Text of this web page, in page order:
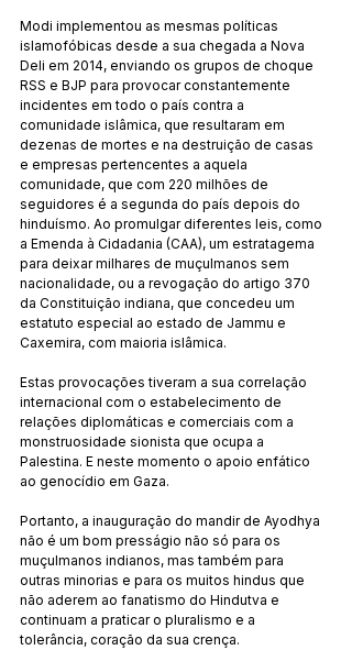
Modi implementou as mesmas políticas
islamofóbicas desde a sua chegada a Nova
Deli em 2014, enviando os grupos de choque
RSS e BJP para provocar constantemente
incidentes em todo o país contra a
comunidade islâmica, que resultaram em
dezenas de mortes e na destruição de casas
e empresas pertencentes a aquela
comunidade, que com 220 milhões de
seguidores é a segunda do país depois do
hinduísmo. Ao promulgar diferentes leis, como
a Emenda à Cidadania (CAA), um estratagema
para deixar milhares de muçulmanos sem
nacionalidade, ou a revogação do artigo 370
da Constituição indiana, que concedeu um
estatuto especial ao estado de Jammu e
Caxemira, com maioria islâmica.
Estas provocações tiveram a sua correlação
internacional com o estabelecimento de
relações diplomáticas e comerciais com a
monstruosidade sionista que ocupa a
Palestina. E neste momento o apoio enfático
ao genocídio em Gaza.
Portanto, a inauguração do mandir de Ayodhya
não é um bom presságio não só para os
muçulmanos indianos, mas também para
outras minorias e para os muitos hindus que
não aderem ao fanatismo do Hindutva e
continuam a praticar o pluralismo e a
tolerância, coração da sua crença.